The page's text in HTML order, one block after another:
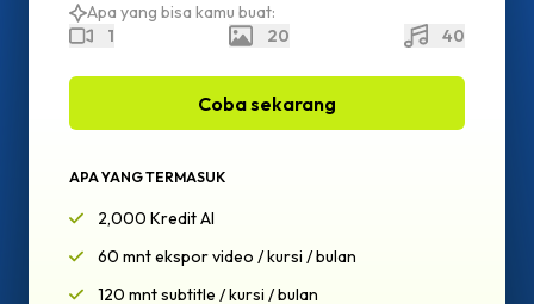
Apa yang bisa kamu buat:
1
20 40
Coba sekarang
APA YANG TERMASUK
2,000 Kredit AI
60 mnt ekspor video / kursi / bulan
120 mnt subtitle / kursi / bulan